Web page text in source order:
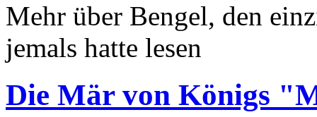
Mehr über Bengel, den
jemals hatte lesen
Die Mär von Königs